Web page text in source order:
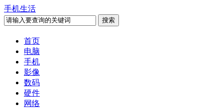
手机生活
首页
电脑
手机
影像
数码
硬件
网络